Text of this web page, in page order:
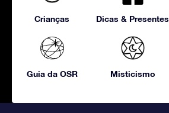
Crianças Dicas & Presentes
Guia da OSR Misticismo